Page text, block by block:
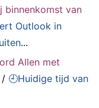
binnenkomst van
Outlook in
...
Allen met
/ 🕘Huidige tijd van